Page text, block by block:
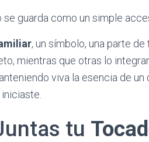
se guarda como un simple
, un símbolo, una parte
mientras que otras lo
viva la esencia de
tu